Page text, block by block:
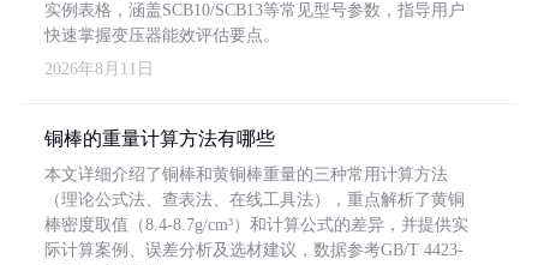
实例表格，涵盖SCB10/SCB13等常见型号参数，指导用户
快速掌握变压器能效评估要点。
2026年8月11日
铜棒的重量计算方法有哪些
本文详细介绍了铜棒和黄铜棒重量的三种常用计算方法
（理论公式法、查表法、在线工具法），重点解析了黄铜
棒密度取值（8.4-8.7g/cm³）和计算公式的差异，并提供实
际计算案例、误差分析及选材建议，数据参考GB/T 4423-